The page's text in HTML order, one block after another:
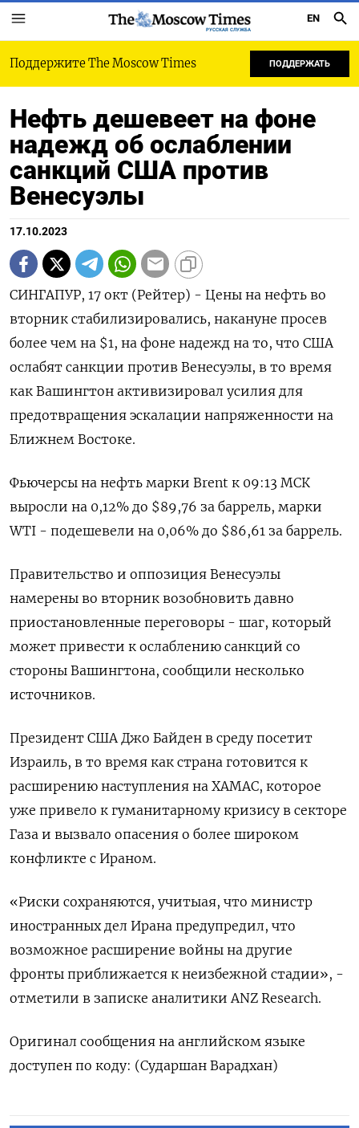
РУССКАЯ СЛУЖБА
EN
Поддержите The Moscow Times ПОДДЕРЖАТЬ
Нефть дешевеет на фоне
надежд об ослаблении
санкций США против
Венесуэлы
17.10.2023
СИНГАПУР, 17 окт (Рейтер) - Цены на нефть во
вторник стабилизировались, накануне просев
более чем на $1, на фоне надежд на то, что США
ослабят санкции против Венесуэлы, в то время
как Вашингтон активизировал усилия для
предотвращения эскалации напряженности на
Ближнем Востоке.
Фьючерсы на нефть марки Brent к 09:13 МСК
выросли на 0,12% до $89,76 за баррель, марки
WTI - подешевели на 0,06% до $86,61 за баррель.
Правительство и оппозиция Венесуэлы
намерены во вторник возобновить давно
приостановленные переговоры - шаг, который
может привести к ослаблению санкций со
стороны Вашингтона, сообщили несколько
источников.
Президент США Джо Байден в среду посетит
Израиль, в то время как страна готовится к
расширению наступления на ХАМАС, которое
уже привело к гуманитарному кризису в секторе
Газа и вызвало опасения о более широком
конфликте с Ираном.
«Риски сохраняются, учитыая, что министр
иностранных дел Ирана предупредил, что
возможное расширение войны на другие
фронты приближается к неизбежной стадии», -
отметили в записке аналитики ANZ Research.
Оригинал сообщения на английском языке
доступен по коду: (Сударшан Варадхан)